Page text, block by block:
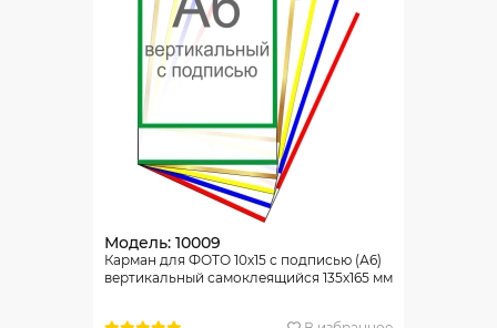
Модель: 10009
Карман для ФОТО 10х15 с подписью (А6)
вертикальный самоклеящийся 135х165 мм